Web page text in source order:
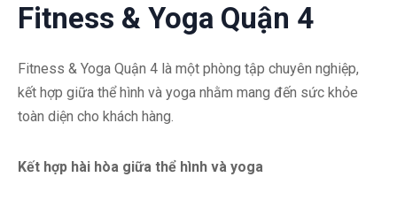
Fitness & Yoga Quận 4
Fitness & Yoga Quận 4 là một phòng tập chuyên nghiệp,
kết hợp giữa thể hình và yoga nhằm mang đến sức khỏe
toàn diện cho khách hàng.
Kết hợp hài hòa giữa thể hình và yoga